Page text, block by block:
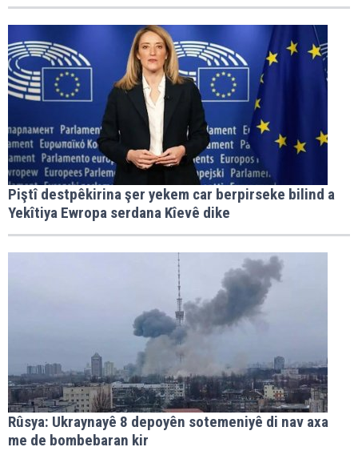
Piştî destpêkirina şer yekem car berpirseke bilind a
Yekîtiya Ewropa serdana Kîevê dike
Rûsya: Ukraynayê 8 depoyên sotemeniyê di nav axa
me de bombebaran kir